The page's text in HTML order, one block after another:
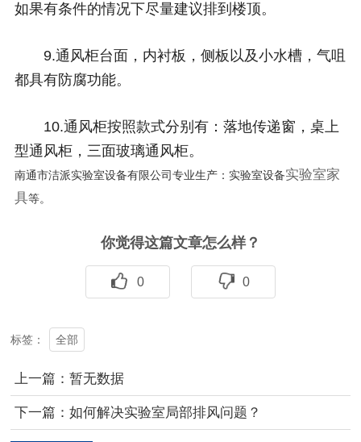
如果有条件的情况下尽量建议排到楼顶。
9.通风柜台面，内衬板，侧板以及小水槽，气咀
都具有防腐功能。
10.通风柜按照款式分别有：落地传递窗，桌上
型通风柜，三面玻璃通风柜。
南通市洁派实验室设备有限公司专业生产：实验室设备实验室家
具等。
你觉得这篇文章怎么样？
0 0
标签： 全部
上一篇：暂无数据
下一篇：如何解决实验室局部排风问题？